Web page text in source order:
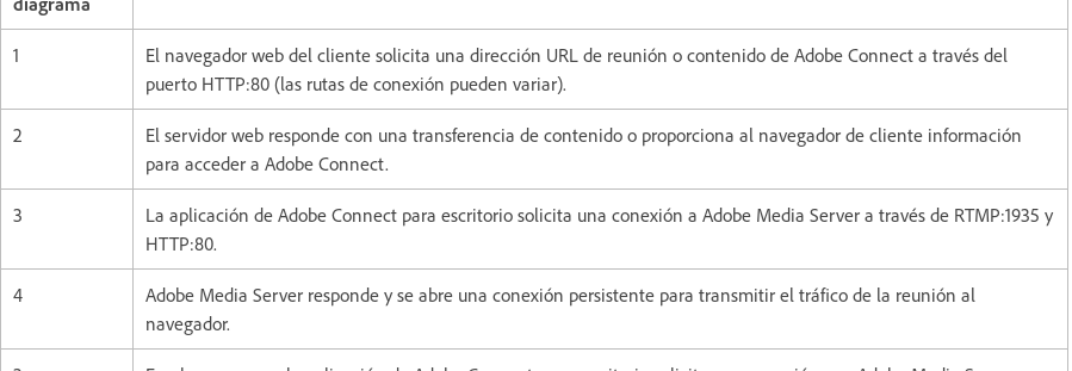
1
El navegador web del cliente solicita una dirección URL de reunión o contenido de Adobe Connect a través del
puerto HTTP:80 (las rutas de conexión pueden variar).
2
El servidor web responde con una transferencia de contenido o proporciona al navegador de cliente información
para acceder a Adobe Connect.
3
La aplicación de Adobe Connect para escritorio solicita una conexión a Adobe Media Server a través de RTMP:1935 y
HTTP:80.
4
Adobe Media Server responde y se abre una conexión persistente para transmitir el tráfico de la reunión al
navegador.